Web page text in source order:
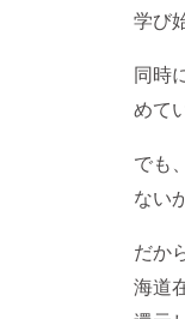
学び
同時
めて
でも
ない
だか
海道